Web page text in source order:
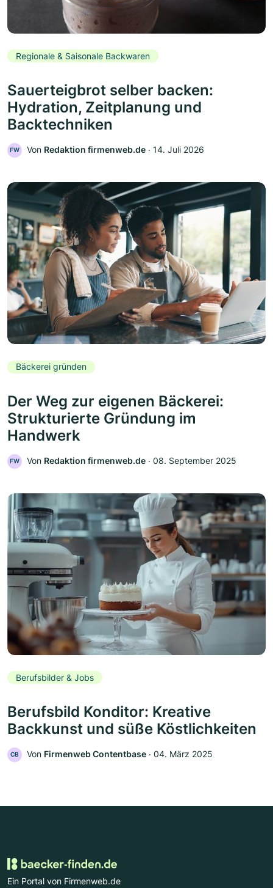
Regionale & Saisonale Backwaren
Sauerteigbrot selber backen:
Hydration, Zeitplanung und
Backtechniken
FW Von Redaktion firmenweb.de ‧ 14. Juli 2026
Bäckerei gründen
Der Weg zur eigenen Bäckerei:
Strukturierte Gründung im
Handwerk
FW Von Redaktion firmenweb.de ‧ 08. September 2025
Berufsbilder & Jobs
Berufsbild Konditor: Kreative
Backkunst und süße Köstlichkeiten
CB Von Firmenweb Contentbase ‧ 04. März 2025
Ein Portal von Firmenweb.de